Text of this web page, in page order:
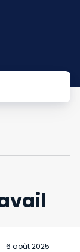
6 août 2025